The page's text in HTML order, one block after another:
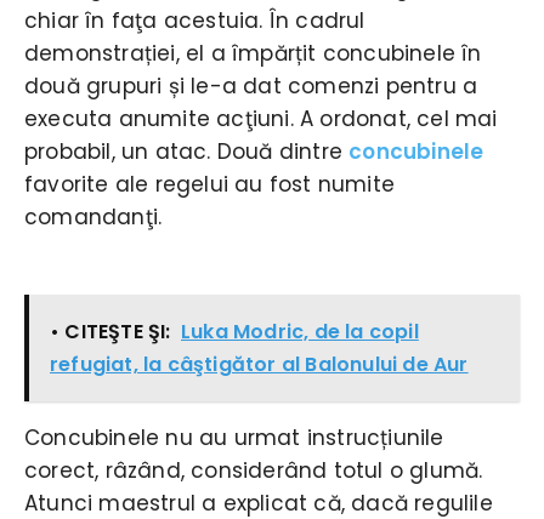
chiar în faţa acestuia. În cadrul
demonstrației, el a împărțit concubinele în
două grupuri și le-a dat comenzi pentru a
executa anumite acţiuni. A ordonat, cel mai
probabil, un atac. Două dintre concubinele
favorite ale regelui au fost numite
comandanţi.
• CITEŞTE ŞI: Luka Modric, de la copil
refugiat, la câştigător al Balonului de Aur
Concubinele nu au urmat instrucțiunile
corect, râzând, considerând totul o glumă.
Atunci maestrul a explicat că, dacă regulile